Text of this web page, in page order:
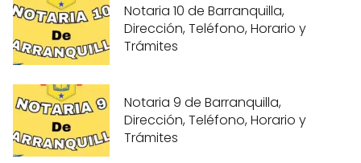
Notaria 10 de Barranquilla,
Dirección, Teléfono, Horario y
Trámites
Notaria 9 de Barranquilla,
Dirección, Teléfono, Horario y
Trámites